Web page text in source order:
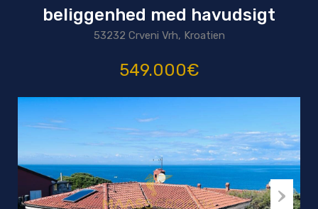
beliggenhed med havudsigt
53232 Crveni Vrh, Kroatien
549.000€